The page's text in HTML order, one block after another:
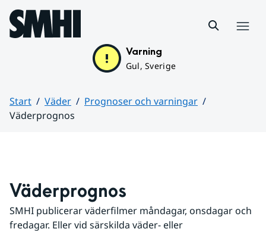
Hoppa till sidans innehåll
Varning
Gul, Sverige
Start Väder
Prognoser och varningar
Väderprognos
Väderprognos
SMHI publicerar väderfilmer måndagar, onsdagar och
fredagar. Eller vid särskilda väder- eller